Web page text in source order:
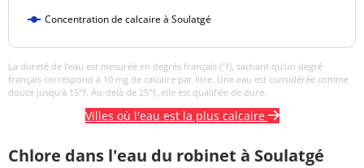
néphélométrique NFU
Concentration de calcaire à Soulatgé
La dureté de l’eau est mesurée en degrés français (°f), sachant qu’un degré
français correspond à 10 mg de calcaire par litre. Une eau est considérée comme
douce jusqu’à 15°f. Au-delà de 25°f, elle est qualifiée de dure.
Villes où l'eau est la plus calcaire
Chlore dans l'eau du robinet à Soulatgé